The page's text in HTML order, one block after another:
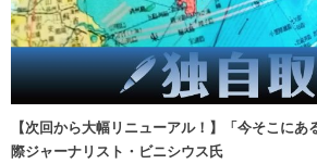
【次回から大幅リニューアル！】「今そこに
際ジャーナリスト・ビニシウス氏